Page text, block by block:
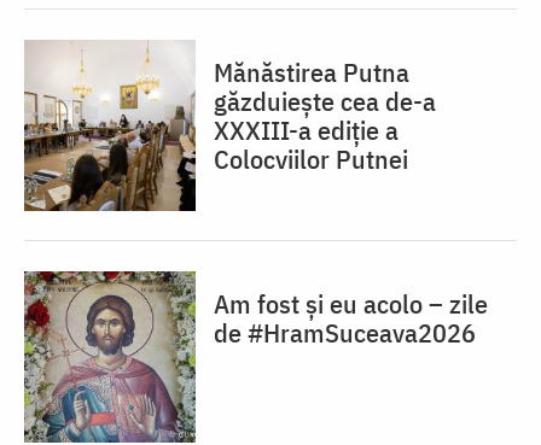
Mănăstirea Putna
găzduiește cea de-a
XXXIII-a ediție a
Colocviilor Putnei
Am fost și eu acolo – zile
de #HramSuceava2026